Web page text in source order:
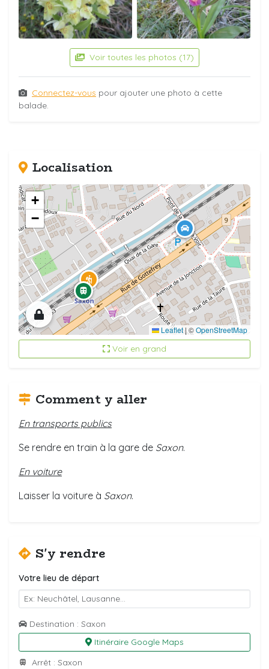
Voir toutes les photos (17)
Connectez-vous pour ajouter une photo à cette
balade.
Localisation
+
−
Leaflet |©OpenStreetMap
Voir en grand
Comment y aller
En transports publics
Se rendre en train à la gare de Saxon.
En voiture
Laisser la voiture à Saxon.
S'y rendre
Votre lieu de départ
Destination : Saxon
Itinéraire Google Maps
Arrêt : Saxon